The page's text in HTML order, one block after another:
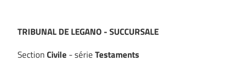
TRIBUNAL DE LEGANO - SUCCURSALE
SectionCivile - sérieTestaments